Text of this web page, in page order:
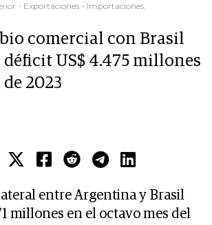
- Exportaciones - Importaciones.
comercial con Brasil
US$ 4.475 millones
2023
entre Argentina y Brasil
millones en el octavo mes del